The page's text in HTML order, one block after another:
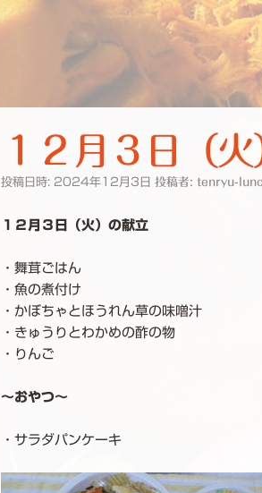
１２月３日（
投稿日時: 2024年12月3日 投稿者: tenryu-
１２月３日（火）の献立
・舞茸ごはん
・魚の煮付け
・かぼちゃとほうれん草の味噌汁
・きゅうりとわかめの酢の物
・りんご
～おやつ～
・サラダパンケーキ